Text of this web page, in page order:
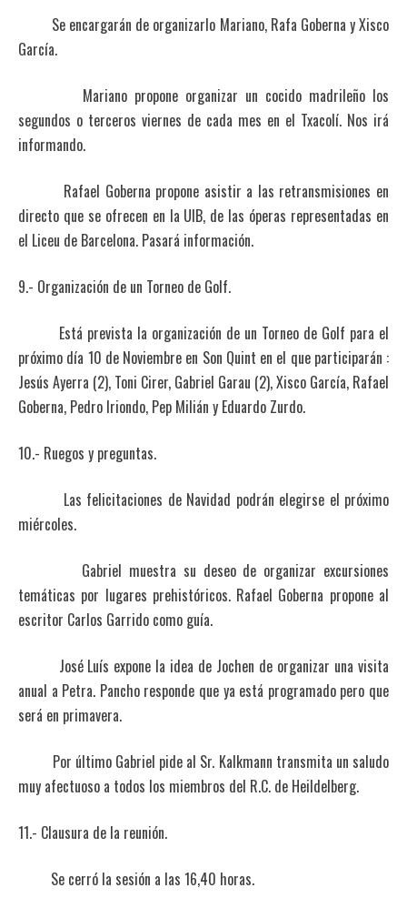
Se encargarán de organizarlo Mariano, Rafa Goberna y Xisco
García.
Mariano propone organizar un cocido madrileño los
segundos o terceros viernes de cada mes en el Txacolí. Nos irá
informando.
Rafael Goberna propone asistir a las retransmisiones en
directo que se ofrecen en la UIB, de las óperas representadas en
el Liceu de Barcelona. Pasará información.
9.- Organización de un Torneo de Golf.
Está prevista la organización de un Torneo de Golf para el
próximo día 10 de Noviembre en Son Quint en el que participarán :
Jesús Ayerra (2), Toni Cirer, Gabriel Garau (2), Xisco García, Rafael
Goberna, Pedro Iriondo, Pep Milián y Eduardo Zurdo.
10.- Ruegos y preguntas.
Las felicitaciones de Navidad podrán elegirse el próximo
miércoles.
Gabriel muestra su deseo de organizar excursiones
temáticas por lugares prehistóricos. Rafael Goberna propone al
escritor Carlos Garrido como guía.
José Luís expone la idea de Jochen de organizar una visita
anual a Petra. Pancho responde que ya está programado pero que
será en primavera.
Por último Gabriel pide al Sr. Kalkmann transmita un saludo
muy afectuoso a todos los miembros del R.C. de Heildelberg.
11.- Clausura de la reunión.
Se cerró la sesión a las 16,40 horas.